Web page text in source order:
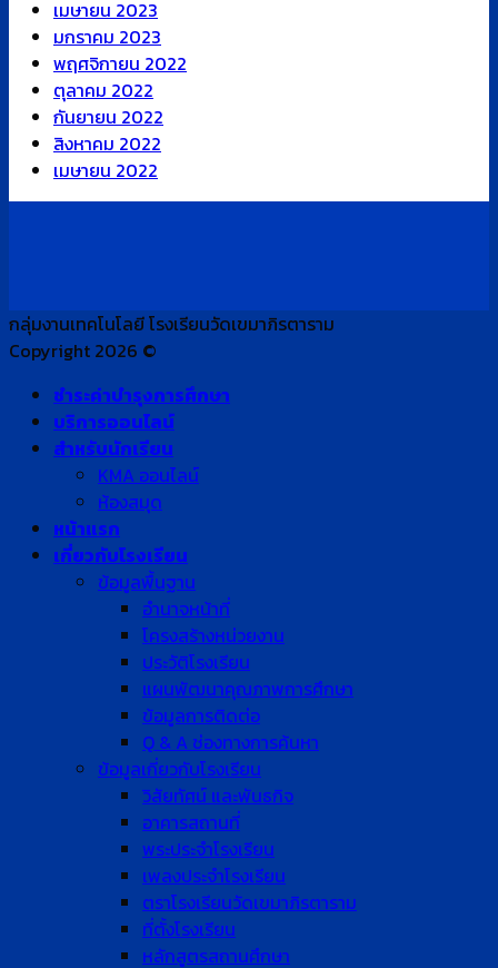
เมษายน 2023
มกราคม 2023
พฤศจิกายน 2022
ตุลาคม 2022
กันยายน 2022
สิงหาคม 2022
เมษายน 2022
กลุ่มงานเทคโนโลยี โรงเรียนวัดเขมาภิรตาราม
Copyright 2026 ©
ชำระค่าบำรุงการศึกษา
บริการออนไลน์
สำหรับนักเรียน
KMA ออนไลน์
ห้องสมุด
หน้าแรก
เกี่ยวกับโรงเรียน
ข้อมูลพื้นฐาน
อำนาจหน้าที่
โครงสร้างหน่วยงาน
ประวัติโรงเรียน
แผนพัฒนาคุณภาพการศึกษา
ข้อมูลการติดต่อ
Q & A ช่องทางการค้นหา
ข้อมูลเกี่ยวกับโรงเรียน
วิสัยทัศน์ และพันธกิจ
อาคารสถานที่
พระประจำโรงเรียน
เพลงประจำโรงเรียน
ตราโรงเรียนวัดเขมาภิรตาราม
ที่ตั้งโรงเรียน
หลักสูตรสถานศึกษา